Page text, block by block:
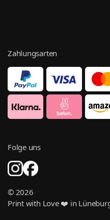
Zahlungsarten
Folge uns
© 2026
Print with Love ❤️ in